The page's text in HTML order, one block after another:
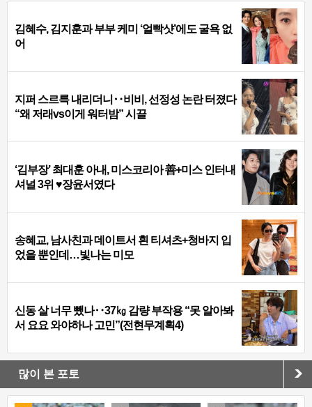
김혜수, 김지훈과 부부 케미 ‘얼빡샷’에도 굴욕 없
어
지퍼 스르륵 내리더니‥비비, 선정성 논란 터졌다
“왜 저래vs이게 워터밤” 시끌
‘김부장’ 최대훈 아내, 미스코리아 善+미스 인터내
셔널 3위 ♥장윤서였다
송혜교, 남사친과 데이트서 흰 티셔츠+청바지 입
었을 뿐인데…빛나는 미모
신동 살 너무 뺐나‥37㎏ 감량 부작용 “못 알아봐
서 요요 와야하나 고민”(전현무계획4)
많이 본 포토